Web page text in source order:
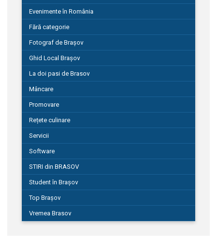
Evenimente în România
Fără categorie
Fotograf de Brașov
Ghid Local Brașov
La doi pasi de Brasov
Mâncare
Promovare
Rețete culinare
Servicii
Software
STIRI din BRASOV
Student în Brașov
Top Brașov
Vremea Brasov